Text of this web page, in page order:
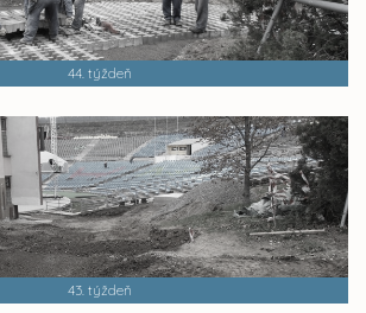
44. týždeň
43. týždeň